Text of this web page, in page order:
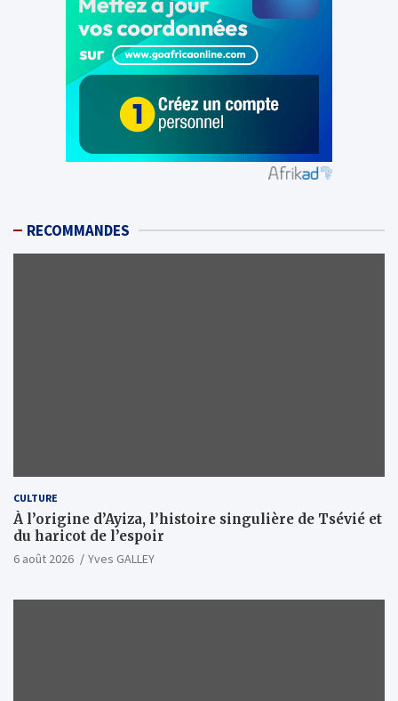
RECOMMANDES
CULTURE
À l’origine d’Ayiza, l’histoire singulière de Tsévié et
du haricot de l’espoir
6 août 2026 Yves GALLEY